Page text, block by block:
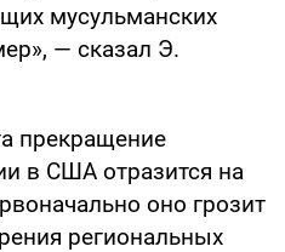
мусульманских
— сказал Э.
прекращение
в США отразится на
оно грозит
региональных